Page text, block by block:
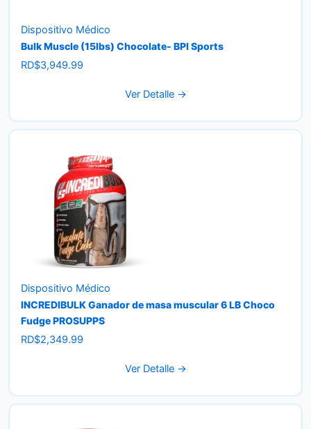
Dispositivo Médico
Bulk Muscle (15lbs) Chocolate- BPI Sports
RD$3,949.99
Ver Detalle →
Dispositivo Médico
INCREDIBULK Ganador de masa muscular 6 LB Choco
Fudge PROSUPPS
RD$2,349.99
Ver Detalle →